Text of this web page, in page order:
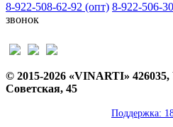
8-922-508-62-92 (опт) 8-922-506-
звонок
© 2015-2026 «VINARTI»
Советская, 45
Поддержка: